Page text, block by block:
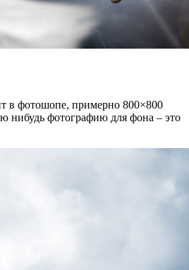
в фотошопе, примерно 800×800
нибудь фотографию для фона – это